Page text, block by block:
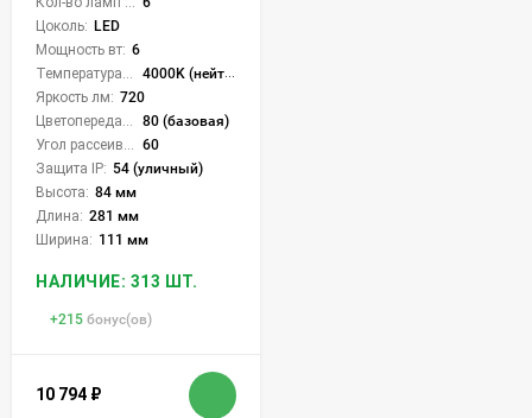
Цоколь: LED
Мощность вт: 6
4000K (нейтральный)
Яркость лм: 720
80 (базовая)
60
Защита IP: 54 (уличный)
Высота: 84 мм
Длина: 281 мм
Ширина: 111 мм
НАЛИЧИЕ: 313 ШТ.
+215 бонус(ов)
10 794 ₽